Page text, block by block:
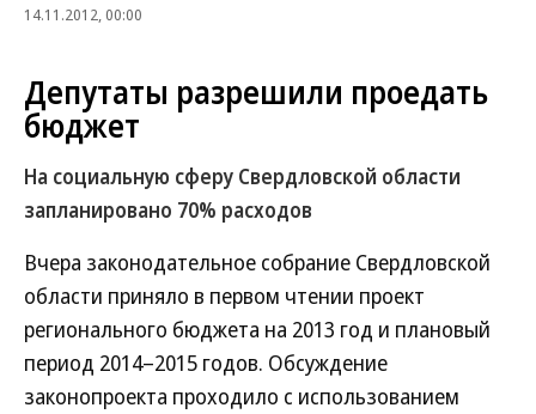
14.11.2012, 00:00
Депутаты разрешили проедать
бюджет
На социальную сферу Свердловской области
запланировано 70% расходов
Вчера законодательное собрание Свердловской
области приняло в первом чтении проект
регионального бюджета на 2013 год и плановый
период 2014–2015 годов. Обсуждение
законопроекта проходило с использованием